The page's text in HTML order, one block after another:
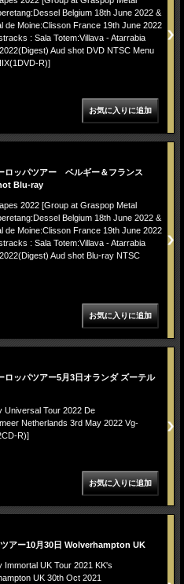
Belgium 18th June 2022 &
de Moine:Clisson France 19th June 2022
: Sala Totem:Villava - Atarrabia
Aud shot DVD NTSC Menu
R)]
ロッパツアー ベルギー＆フランス
Blu-ray
2022 [Group at Graspop Metal
Belgium 18th June 2022 &
de Moine:Clisson France 19th June 2022
: Sala Totem:Villava - Atarrabia
Aud shot Blu-ray NTSC
ロッパツアー5月3日オランダ ズーテル
Universal Tour 2022 De
Netherlands 3rd May 2022 Vg-
R)]
アー10月30日 Wolverhampton UK
Immortal UK Tour 2021 KK's
UK 30th Oct 2021